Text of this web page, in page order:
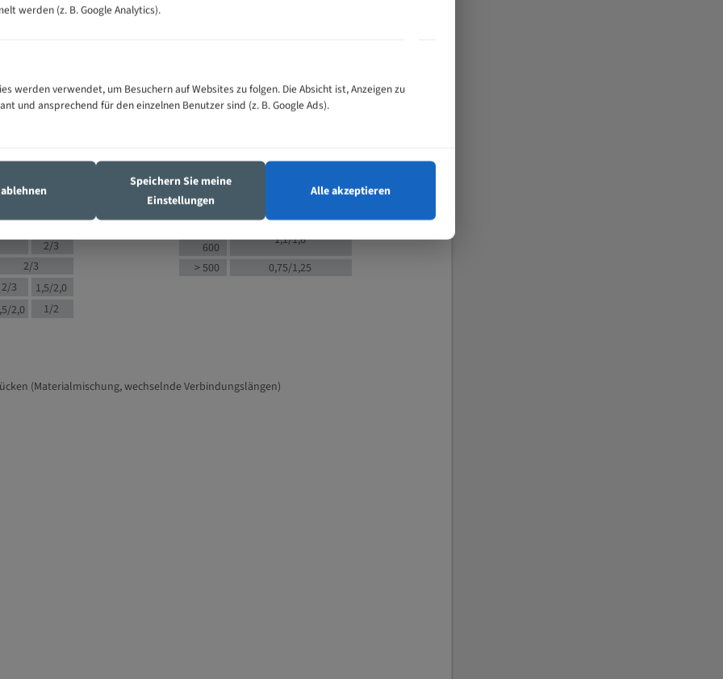
4/6
4/6
4/5
4/5
2/3
2/3
2/3
1,5/2,0
2,0 1/2
35 - 70
5/8
130 -
350
150 -
600
1,1/1,6
> 500
0,75/1,25
(Materialmischung, wechselnde Verbindungslängen)
werden (z. B. Google Analytics).
werden verwendet, um Besuchern auf Websites zu folgen. Die Absicht ist, Anzeigen zu
und ansprechend für den einzelnen Benutzer sind (z. B. Google Ads).
Speichern Sie meine
Einstellungen
Alle akzeptieren